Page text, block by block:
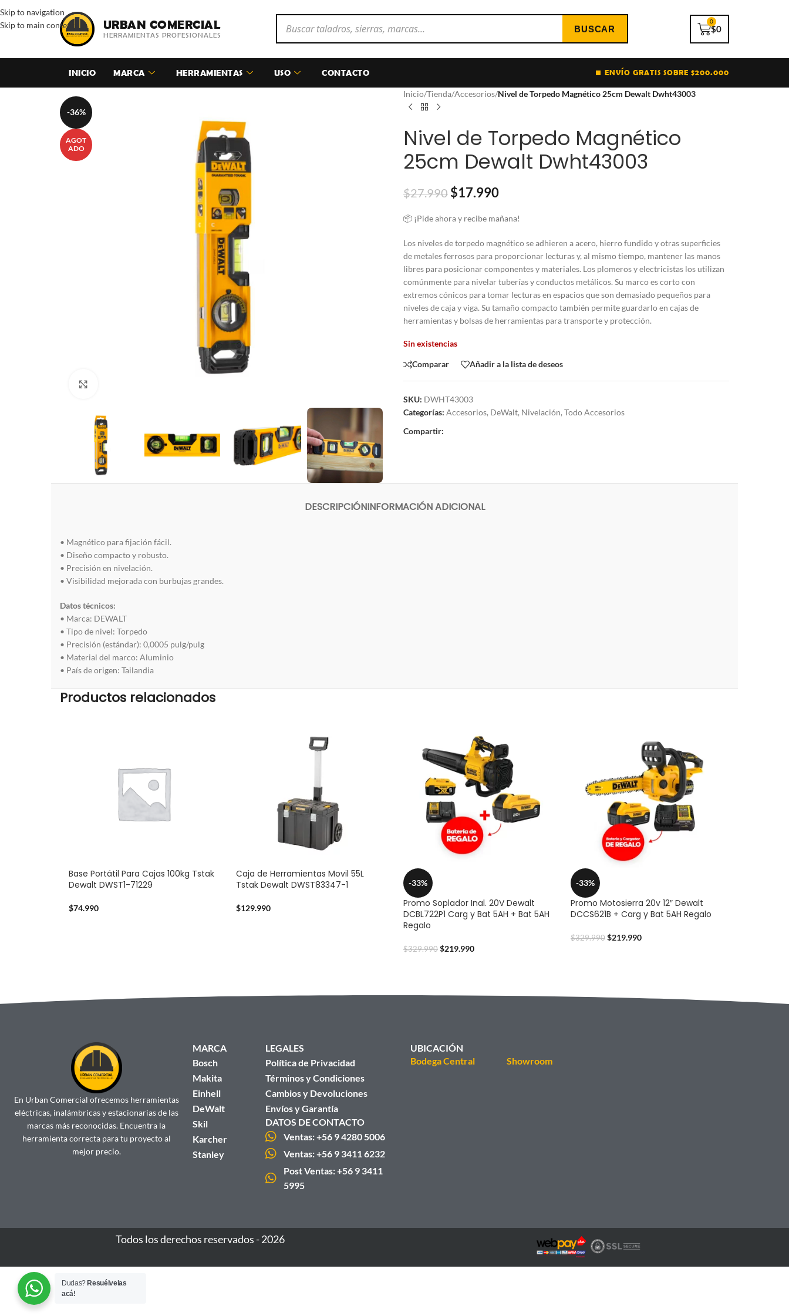
Skip to navigation
Skip to main content
URBAN COMERCIAL
HERRAMIENTAS PROFESIONALES
$0
0
INICIO MARCA HERRAMIENTAS USO CONTACTO ENVÍO GRATIS SOBRE $200.000
-36%
AGOT
ADO
Inicio/Tienda/Accesorios/Nivel de Torpedo Magnético 25cm Dewalt Dwht43003
Nivel de Torpedo Magnético
25cm Dewalt Dwht43003
$27.990 $17.990
📦 ¡Pide ahora y recibe mañana!
Los niveles de torpedo magnético se adhieren a acero, hierro fundido y otras superficies
de metales ferrosos para proporcionar lecturas y, al mismo tiempo, mantener las manos
libres para posicionar componentes y materiales. Los plomeros y electricistas los utilizan
comúnmente para nivelar tuberías y conductos metálicos. Su marco es corto con
extremos cónicos para tomar lecturas en espacios que son demasiado pequeños para
niveles de caja y viga. Su tamaño compacto también permite guardarlo en cajas de
herramientas y bolsas de herramientas para transporte y protección.
Sin existencias
Comparar Añadir a la lista de deseos
SKU: DWHT43003
Categorías: Accesorios, DeWalt, Nivelación, Todo Accesorios
Compartir:
DESCRIPCIÓNINFORMACIÓN ADICIONAL
• Magnético para fijación fácil.
• Diseño compacto y robusto.
• Precisión en nivelación.
• Visibilidad mejorada con burbujas grandes.
Datos técnicos:
• Marca: DEWALT
• Tipo de nivel: Torpedo
• Precisión (estándar): 0,0005 pulg/pulg
• Material del marco: Aluminio
• País de origen: Tailandia
Productos relacionados
Base Portátil Para Cajas 100kg Tstak
Dewalt DWST1-71229
$74.990
Caja de Herramientas Movil 55L
Tstak Dewalt DWST83347-1
$129.990
-33%
Promo Soplador Inal. 20V Dewalt
DCBL722P1 Carg y Bat 5AH + Bat 5AH
Regalo
$329.990 $219.990
-33%
Promo Motosierra 20v 12″ Dewalt
DCCS621B + Carg y Bat 5AH Regalo
$329.990 $219.990
En Urban Comercial ofrecemos herramientas
eléctricas, inalámbricas y estacionarias de las
marcas más reconocidas. Encuentra la
herramienta correcta para tu proyecto al
mejor precio.
MARCA
Bosch
Makita
Einhell
DeWalt
Skil
Karcher
Stanley
LEGALES
Política de Privacidad
Términos y Condiciones
Cambios y Devoluciones
Envíos y Garantía
DATOS DE CONTACTO
Ventas: +56 9 4280 5006
Ventas: +56 9 3411 6232
Post Ventas: +56 9 3411
5995
UBICACIÓN
Bodega Central
Showroom
Todos los derechos reservados - 2026
Dudas? Resuélvelas
acá!